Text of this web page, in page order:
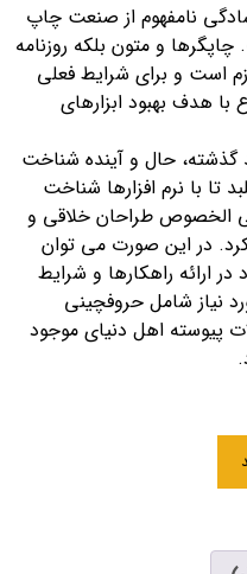
نامفهوم از صنعت چاپ
و متون بلکه روزنامه
است و برای شرایط فعلی
با هدف بهبود ابزارهای
حال و آینده شناخت
با نرم افزارها شناخت
الخصوص طراحان خلاقی و
در این صورت می توان
ارائه راهکارها و شرایط
نیاز شامل حروفچینی
پیوسته اهل دنیای موجود